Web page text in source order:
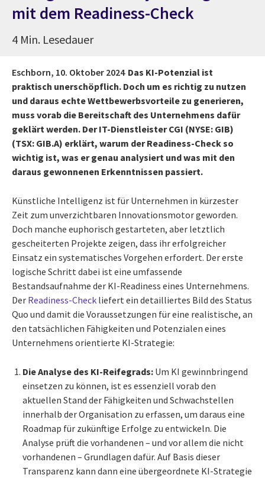
mit dem Readiness-Check
4 Min. Lesedauer
Eschborn, 10. Oktober 2024 Das KI-Potenzial ist
praktisch unerschöpflich. Doch um es richtig zu nutzen
und daraus echte Wettbewerbsvorteile zu generieren,
muss vorab die Bereitschaft des Unternehmens dafür
geklärt werden. Der IT-Dienstleister CGI (NYSE: GIB)
(TSX: GIB.A) erklärt, warum der Readiness-Check so
wichtig ist, was er genau analysiert und was mit den
daraus gewonnenen Erkenntnissen passiert.
Künstliche Intelligenz ist für Unternehmen in kürzester
Zeit zum unverzichtbaren Innovationsmotor geworden.
Doch manche euphorisch gestarteten, aber letztlich
gescheiterten Projekte zeigen, dass ihr erfolgreicher
Einsatz ein systematisches Vorgehen erfordert. Der erste
logische Schritt dabei ist eine umfassende
Bestandsaufnahme der KI-Readiness eines Unternehmens.
Der Readiness-Check liefert ein detailliertes Bild des Status
Quo und damit die Voraussetzungen für eine realistische, an
den tatsächlichen Fähigkeiten und Potenzialen eines
Unternehmens orientierte KI-Strategie:
Die Analyse des KI-Reifegrads: Um KI gewinnbringend
einsetzen zu können, ist es essenziell vorab den
aktuellen Stand der Fähigkeiten und Schwachstellen
innerhalb der Organisation zu erfassen, um daraus eine
Roadmap für zukünftige Erfolge zu entwickeln. Die
Analyse prüft die vorhandenen – und vor allem die nicht
vorhandenen – Grundlagen dafür. Auf Basis dieser
Transparenz kann dann eine übergeordnete KI-Strategie